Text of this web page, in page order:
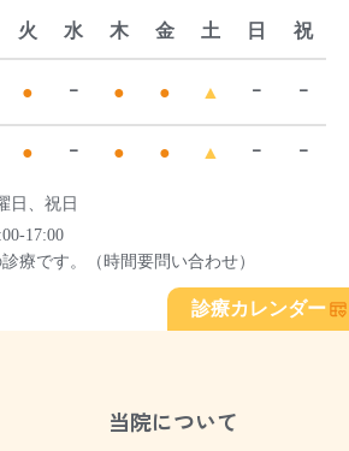
火 水 木 金 土 日 祝
● ｰ ● ● ▲ ｰ ｰ
● ｰ ● ● ▲ ｰ ｰ
日、祝日
17:00
療です。（時間要問い合わせ）
診療カレンダー
当院について